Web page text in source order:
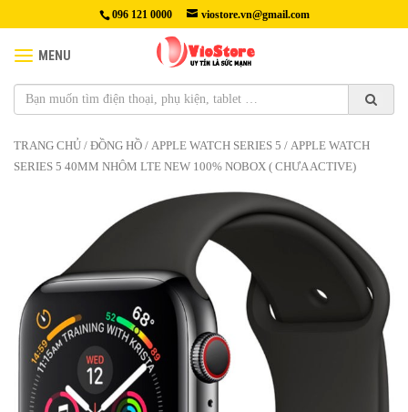
096 121 0000 viostore.vn@gmail.com
MENU
TRANG CHỦ / ĐỒNG HỒ / APPLE WATCH SERIES 5 / APPLE WATCH
SERIES 5 40MM NHÔM LTE NEW 100% NOBOX ( CHƯA ACTIVE)